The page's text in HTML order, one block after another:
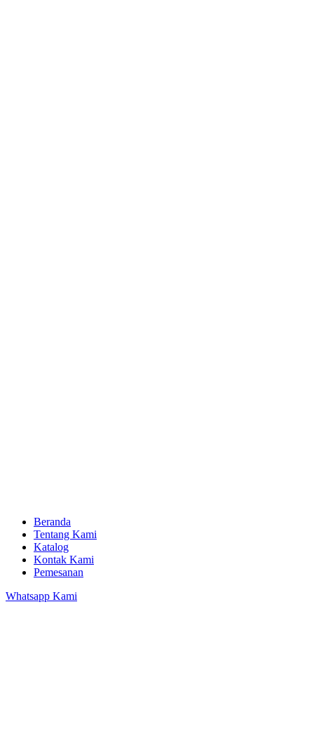
Beranda
Tentang Kami
Katalog
Kontak Kami
Pemesanan
Whatsapp Kami